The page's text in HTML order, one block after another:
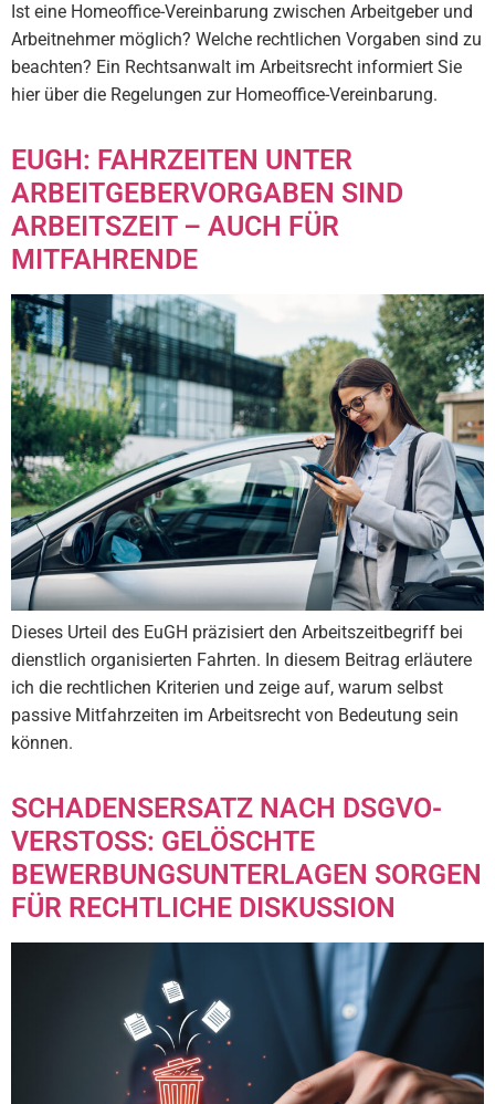
Ist eine Homeoffice-Vereinbarung zwischen Arbeitgeber und
Arbeitnehmer möglich? Welche rechtlichen Vorgaben sind zu
beachten? Ein Rechtsanwalt im Arbeitsrecht informiert Sie
hier über die Regelungen zur Homeoffice-Vereinbarung.
EUGH: FAHRZEITEN UNTER
ARBEITGEBERVORGABEN SIND
ARBEITSZEIT – AUCH FÜR
MITFAHRENDE
Dieses Urteil des EuGH präzisiert den Arbeitszeitbegriff bei
dienstlich organisierten Fahrten. In diesem Beitrag erläutere
ich die rechtlichen Kriterien und zeige auf, warum selbst
passive Mitfahrzeiten im Arbeitsrecht von Bedeutung sein
können.
SCHADENSERSATZ NACH DSGVO-
VERSTOSS: GELÖSCHTE
BEWERBUNGSUNTERLAGEN SORGEN F
ÜR RECHTLICHE DISKUSSION